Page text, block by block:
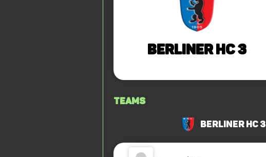
Berliner HC 3
Teams
Berliner HC 3